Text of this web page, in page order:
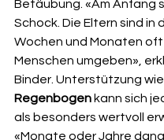
Betäubung. «Am Anfang
Schock. Die Eltern sind in
Wochen und Monaten oft
Menschen umgeben»,
Binder. Unterstützung
Regenbogen kann sich
als besonders wertvoll
«Monate oder Jahre